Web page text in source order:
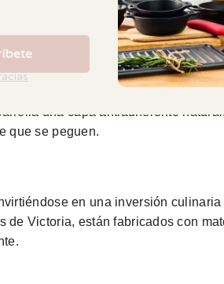
y guisos hasta panes y
los platillos sin que se enfríen
una capa antiadherente
que se peguen.
en una inversión culinaria
Victoria, están fabricados con